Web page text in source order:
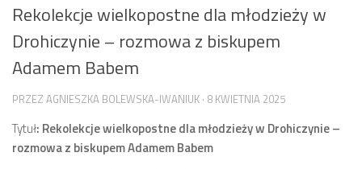
Rekolekcje wielkopostne dla młodzieży w
Drohiczynie – rozmowa z biskupem
Adamem Babem
PRZEZ AGNIESZKA BOLEWSKA-IWANIUK · 8 KWIETNIA 2025
Tytuł: Rekolekcje wielkopostne dla młodzieży w Drohiczynie –
rozmowa z biskupem Adamem Babem